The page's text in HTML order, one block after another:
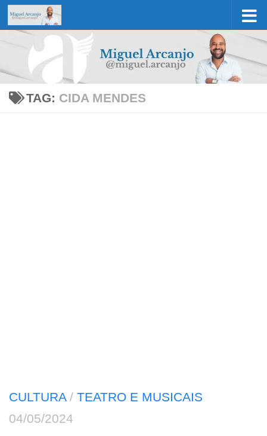
Skip to content
TAG: CIDA MENDES
CULTURA/ TEATRO E MUSICAIS
04/05/2024